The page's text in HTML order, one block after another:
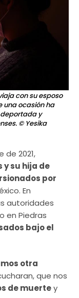
con su esposo
una ocasión ha
deportada y
© Yesika
de 2021,
y su hija de
por
En
autoridades
en Piedras
bajo el
otra
que nos
de muertey